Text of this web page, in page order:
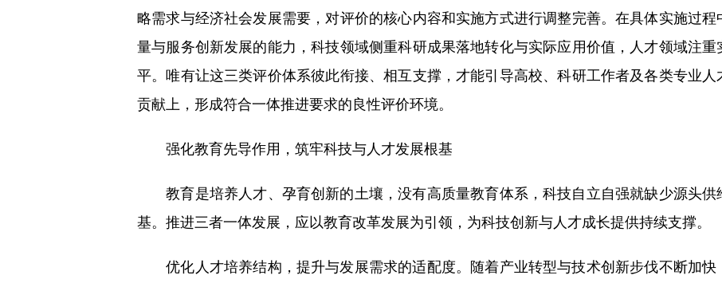
略需求与经济社会发展需要，对评价的核心内容和实施方式进行调整完善。在具体实施过
量与服务创新发展的能力，科技领域侧重科研成果落地转化与实际应用价值，人才领域注
平。唯有让这三类评价体系彼此衔接、相互支撑，才能引导高校、科研工作者及各类专业
贡献上，形成符合一体推进要求的良性评价环境。
强化教育先导作用，筑牢科技与人才发展根基
教育是培养人才、孕育创新的土壤，没有高质量教育体系，科技自立自强就缺少源头供
基。推进三者一体发展，应以教育改革发展为引领，为科技创新与人才成长提供持续支撑。
优化人才培养结构，提升与发展需求的适配度。随着产业转型与技术创新步伐不断加快